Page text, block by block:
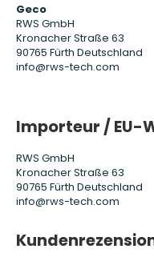
Geco
RWS GmbH
Kronacher Straße 63
90765 Fürth Deutschland
info@rws-tech.com
Importeur /
RWS GmbH
Kronacher Straße 63
90765 Fürth Deutschland
info@rws-tech.com